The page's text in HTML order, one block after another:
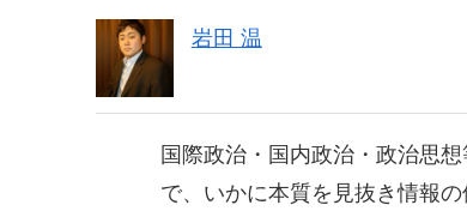
岩田 温
国際政治・国内政治・政治思
で、いかに本質を見抜き情報